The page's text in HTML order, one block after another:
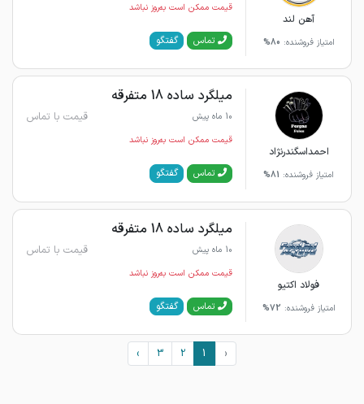
آهن لند
امتیاز فروشنده: 80%
قیمت ممکن است به‌روز نباشد
تماس گفتگو
احمداسگندرنژاد
امتیاز فروشنده: 81%
میلگرد ساده 18 متفرقه
10 ماه پیش قیمت با تماس
قیمت ممکن است به‌روز نباشد
تماس گفتگو
فولاد اکتیو
امتیاز فروشنده: 72%
میلگرد ساده 18 متفرقه
10 ماه پیش قیمت با تماس
قیمت ممکن است به‌روز نباشد
تماس گفتگو
‹
1
2
3
›